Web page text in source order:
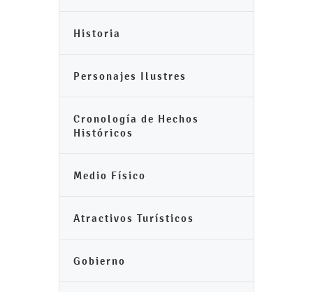
Historia
Personajes Ilustres
Cronología de Hechos
Históricos
Medio Físico
Atractivos Turísticos
Gobierno